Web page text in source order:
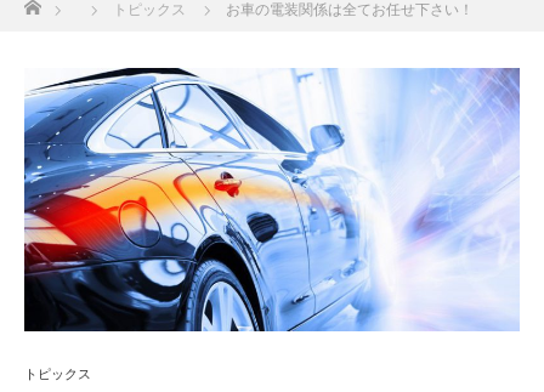
トピックス お車の電装関係は全てお任せ下さい！
トピックス